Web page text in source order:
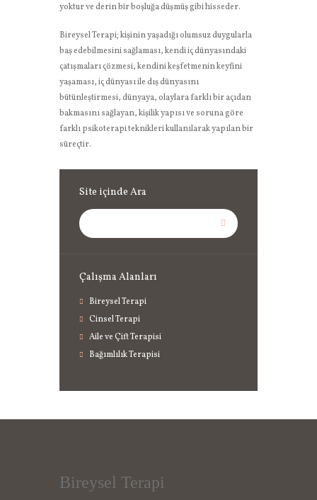
yoktur ve derin bir boşluğa düşmüş gibi hisseder.
Bireysel Terapi; kişinin yaşadığı olumsuz duygularla
baş edebilmesini sağlaması, kendi iç dünyasındaki
çatışmaları çözmesi, kendini keşfetmenin keyfini
yaşaması, iç dünyası ile dış dünyasını
bütünleştirmesi, dünyaya, olaylara farklı bir açıdan
bakmasını sağlayan, kişilik yapısı ve soruna göre
farklı psikoterapi teknikleri kullanılarak yapılan bir
süreçtir.
Site içinde Ara
Çalışma Alanları
Bireysel Terapi
Cinsel Terapi
Aile ve Çift Terapisi
Bağımlılık Terapisi
Bireysel Terapi